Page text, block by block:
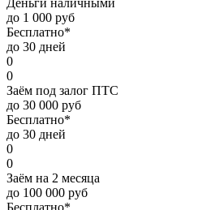
Деньги наличными
до 1 000 руб
Бесплатно*
до 30 дней
0
0
Заём под залог ПТС
до 30 000 руб
Бесплатно*
до 30 дней
0
0
Заём на 2 месяца
до 100 000 руб